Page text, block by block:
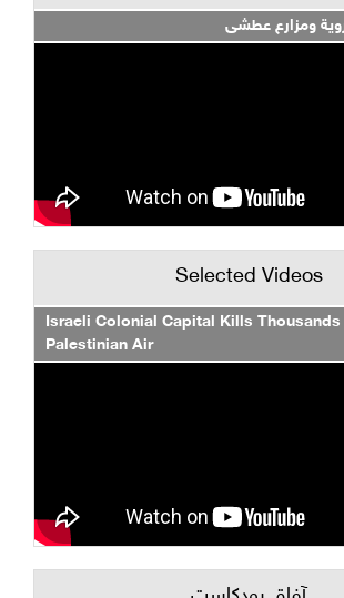
ومزارع عطشى
Selected Videos
Israeli Colonial Capital Kills
Palestinian Air